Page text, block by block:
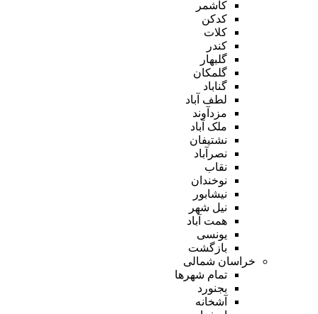
کاشمر
کدکن
کلات
کندر
گلبهار
گلمکان
گناباد
لطف آباد
مزدآوند
ملک آباد
نشتیفان
نصرآباد
نقاب
نوخندان
نیشابور
نیل شهر
همت آباد
یونسی
بازگشت
خراسان شمالی
تمام شهر‌ها
بجنورد
آشخانه